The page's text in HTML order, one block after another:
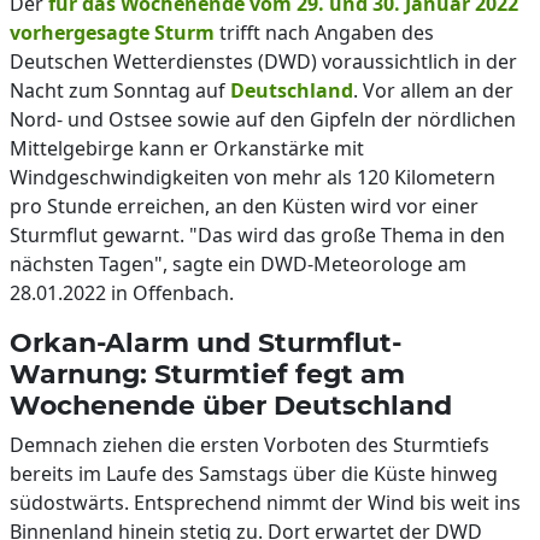
vorhergesagte Sturm trifft nach Angaben des
Deutschen Wetterdienstes (DWD) voraussichtlich in der
Nacht zum Sonntag auf Deutschland. Vor allem an der
Nord- und Ostsee sowie auf den Gipfeln der nördlichen
Mittelgebirge kann er Orkanstärke mit
Windgeschwindigkeiten von mehr als 120 Kilometern
pro Stunde erreichen, an den Küsten wird vor einer
Sturmflut gewarnt. "Das wird das große Thema in den
nächsten Tagen", sagte ein DWD-Meteorologe am
28.01.2022 in Offenbach.
Orkan-Alarm und Sturmflut-
Warnung: Sturmtief fegt am
Wochenende über Deutschland
Demnach ziehen die ersten Vorboten des Sturmtiefs
bereits im Laufe des Samstags über die Küste hinweg
südostwärts. Entsprechend nimmt der Wind bis weit ins
Binnenland hinein stetig zu. Dort erwartet der DWD